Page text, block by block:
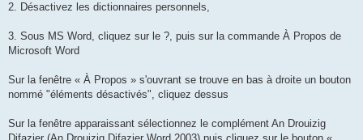
2. Désactivez les dictionnaires personnels,
3. Sous MS Word, cliquez sur le ?, puis sur la commande À Propos de
Microsoft Word
Sur la fenêtre « À Propos » s'ouvrant se trouve en bas à droite un bouton
nommé "éléments désactivés", cliquez dessus
Sur la fenêtre apparaissant sélectionnez le complément An Drouizig